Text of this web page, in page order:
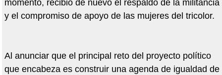
momento, recibió de nuevo el respaldo de la militancia
y el compromiso de apoyo de las mujeres del tricolor.
Al anunciar que el principal reto del proyecto político
que encabeza es construir una agenda de igualdad de